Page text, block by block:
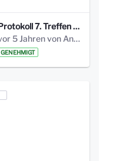
Protokoll 7. Treffen 20150308 AG Bismarckplatz.pdf
vor 5 Jahren von Anni Schlumberger
GENEHMIGT